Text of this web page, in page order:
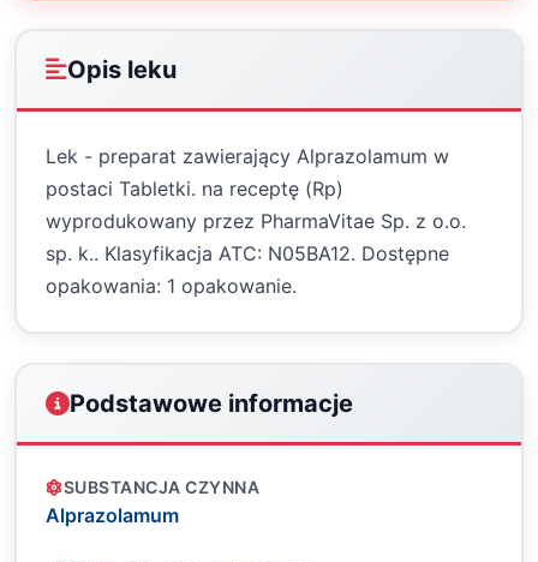
Opis leku
Lek - preparat zawierający Alprazolamum w
postaci Tabletki. na receptę (Rp)
wyprodukowany przez PharmaVitae Sp. z o.o.
sp. k.. Klasyfikacja ATC: N05BA12. Dostępne
opakowania: 1 opakowanie.
Podstawowe informacje
SUBSTANCJA CZYNNA
Alprazolamum